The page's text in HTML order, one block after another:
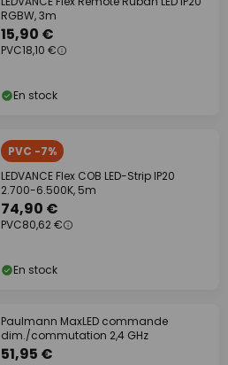
RGBW, 3m
15,90 €
PVC18,10 €
En stock
PVC -7%
LEDVANCE Flex COB LED-Strip IP20
2.700-6.500K, 5m
74,90 €
PVC80,62 €
En stock
Paulmann MaxLED commande
dim./commutation 2,4 GHz
51,95 €